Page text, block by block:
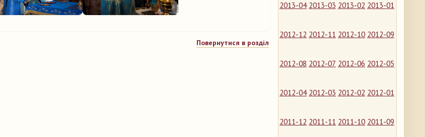
2013-04 2013-03 2013-02 2013-01
2012-12 2012-11 2012-10 2012-09
2012-08 2012-07 2012-06 2012-05
2012-04 2012-03 2012-02 2012-01
2011-12 2011-11 2011-10 2011-09
Повернутися в розділ